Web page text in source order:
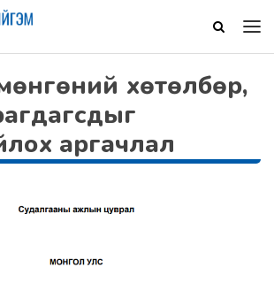
мөнгөний хөтөлбөр,
аргачлал